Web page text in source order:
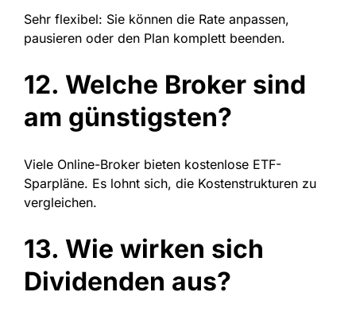
Sehr flexibel: Sie können die Rate anpassen,
pausieren oder den Plan komplett beenden.
12. Welche Broker sind
am günstigsten?
Viele Online-Broker bieten kostenlose ETF-
Sparpläne. Es lohnt sich, die Kostenstrukturen zu
vergleichen.
13. Wie wirken sich
Dividenden aus?